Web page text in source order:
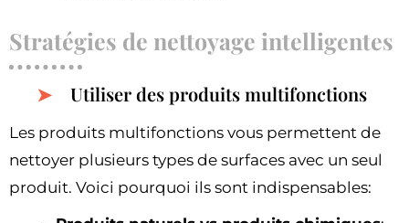
Stratégies de nettoyage intelligentes
Utiliser des produits multifonctions
Les produits multifonctions vous permettent de
nettoyer plusieurs types de surfaces avec un seul
produit. Voici pourquoi ils sont indispensables: